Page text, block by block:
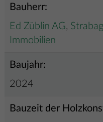
Bauherr:
Ed Züblin AG,
Immobilien
Baujahr:
2024
Bauzeit der